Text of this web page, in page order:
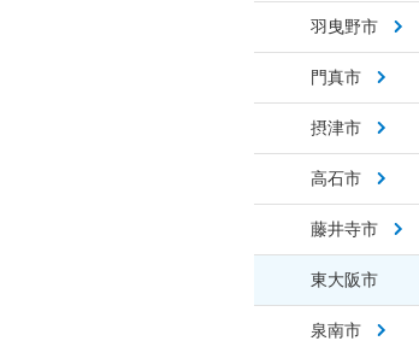
羽曳野市
門真市
摂津市
高石市
藤井寺市
東大阪市
泉南市